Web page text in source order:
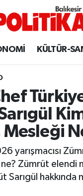
KÜLTÜR-
Mesleği
yarışmacısı
Zümrüt elendi
Sarıgül hakkında
Durumu
Vakitleri
Yoğunluk
Durumu ve